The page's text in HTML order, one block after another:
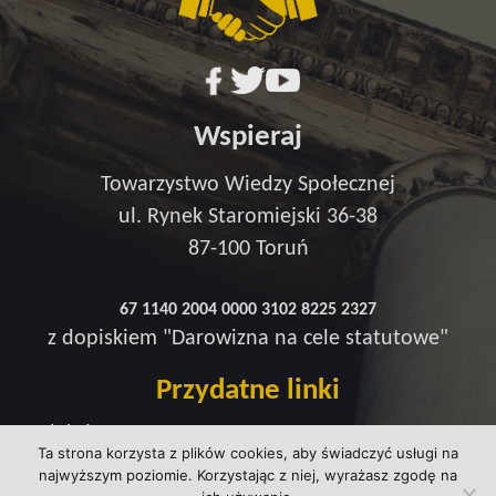
Ta strona korzysta z plików cookies, aby świadczyć usługi na
najwyższym poziomie. Korzystając z niej, wyrażasz zgodę na
Wspieraj
Towarzystwo Wiedzy Społecznej
ul. Rynek Staromiejski 36-38
87-100 Toruń
67 1140 2004 0000 3102 8225 2327
z dopiskiem "Darowizna na cele statutowe"
Przydatne linki
Strefa wsparcia